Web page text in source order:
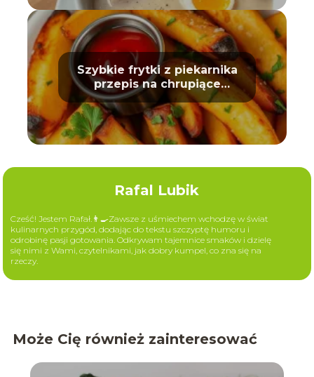
Szybkie frytki z piekarnika
przepis na chrupiące
ziemniaki
Rafal Lubik
Cześć! Jestem Rafał.👨‍🍳Zawsze z uśmiechem wchodzę w świat
kulinarnych przygód, dodając do tekstu szczyptę humoru i
odrobinę pasji gotowania. Odkrywam tajemnice smaków i dzielę
się nimi z Wami, czytelnikami, jak dobry kumpel, co zna się na
rzeczy.
Może Cię również zainteresować